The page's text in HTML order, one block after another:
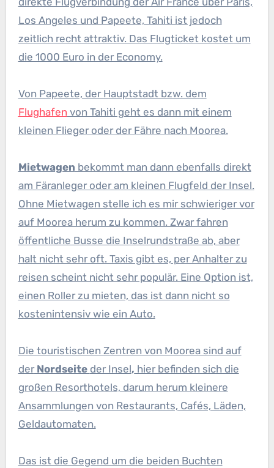
Los Angeles und Papeete, Tahiti ist jedoch
zeitlich recht attraktiv. Das Flugticket kostet um
die 1000 Euro in der Economy.
Von Papeete, der Hauptstadt bzw. dem
Flughafen von Tahiti geht es dann mit einem
kleinen Flieger oder der Fähre nach Moorea.
Mietwagen bekommt man dann ebenfalls direkt
am Färanleger oder am kleinen Flugfeld der Insel.
Ohne Mietwagen stelle ich es mir schwieriger vor
auf Moorea herum zu kommen. Zwar fahren
öffentliche Busse die Inselrundstraße ab, aber
halt nicht sehr oft. Taxis gibt es, per Anhalter zu
reisen scheint nicht sehr populär. Eine Option ist,
einen Roller zu mieten, das ist dann nicht so
kostenintensiv wie ein Auto.
Die touristischen Zentren von Moorea sind auf
derNordseite der Insel, hier befinden sich die
großen Resorthotels, darum herum kleinere
Ansammlungen von Restaurants, Cafés, Läden,
Geldautomaten.
Das ist die Gegend um die beiden Buchten